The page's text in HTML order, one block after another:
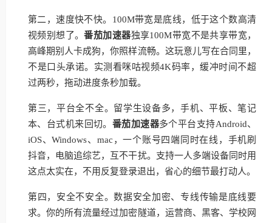
第二，速度快不快。100M带宽是底线，低于这个数高清
视频别想了。番茄加速器独享100M带宽不是共享带宽，
高峰期别人卡成狗，你照样流畅。这玩意儿写在合同里，
不是口头承诺。实测看咪咕视频4K码率，缓冲时间不超
过两秒，拖动进度条秒加载。
第三，平台全不全。留学生设备多，手机、平板、笔记
本、台式机来回切。 番茄加速器多个平台支持Android、
iOS、Windows、mac，一个账号四端同时在线，手机刷
抖音，电脑追综艺，互不干扰。支持一人多端设备同时用
这点太实在，不用反复登录退出，省心的细节最打动人。
第四，安全不安全。数据安全加密、专线传输是底线要
求。你的所有流量经过加密隧道，运营商、黑客、学校网